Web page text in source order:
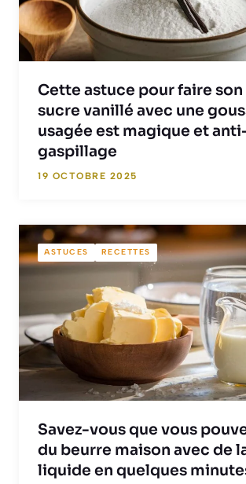
Cette astuce pour faire
sucre vanillé avec une
usagée est magique et
gaspillage
19 OCTOBRE 2025
ASTUCES RECETTES
Savez-vous que vous
du beurre maison avec de
liquide en quelques